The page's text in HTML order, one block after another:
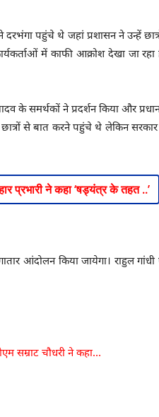
दरभंगा पहुंचे थे जहां प्रशासन ने उन्हें
में काफी आक्रोश देखा जा
समर्थकों ने प्रदर्शन किया और
से बात करने पहुंचे थे लेकिन
प्रभारी ने कहा ‘षड्यंत्र के तहत ..’
आंदोलन किया जायेगा। राहुल
सम्राट चौधरी ने कहा…